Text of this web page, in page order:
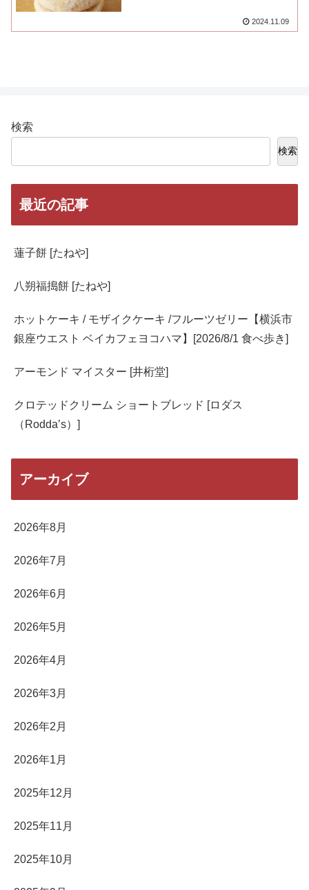
2024.11.09
検索
検索
最近の記事
蓮子餅 [たねや]
八朔福搗餅 [たねや]
ホットケーキ / モザイクケーキ /フルーツゼリー【横浜市
銀座ウエスト ベイカフェヨコハマ】[2026/8/1 食べ歩き]
アーモンド マイスター [井桁堂]
クロテッドクリーム ショートブレッド [ロダス
（Rodda’s）]
アーカイブ
2026年8月
2026年7月
2026年6月
2026年5月
2026年4月
2026年3月
2026年2月
2026年1月
2025年12月
2025年11月
2025年10月